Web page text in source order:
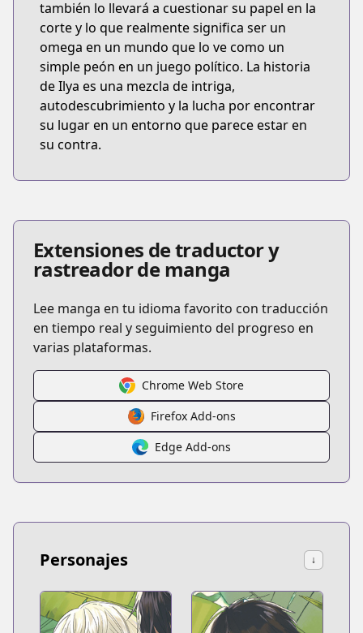
también lo llevará a cuestionar su papel en la
corte y lo que realmente significa ser un
omega en un mundo que lo ve como un
simple peón en un juego político. La historia
de Ilya es una mezcla de intriga,
autodescubrimiento y la lucha por encontrar
su lugar en un entorno que parece estar en
su contra.
Extensiones de traductor y
rastreador de manga
Lee manga en tu idioma favorito con traducción
en tiempo real y seguimiento del progreso en
varias plataformas.
Chrome Web Store
Firefox Add-ons
Edge Add-ons
Personajes ↓